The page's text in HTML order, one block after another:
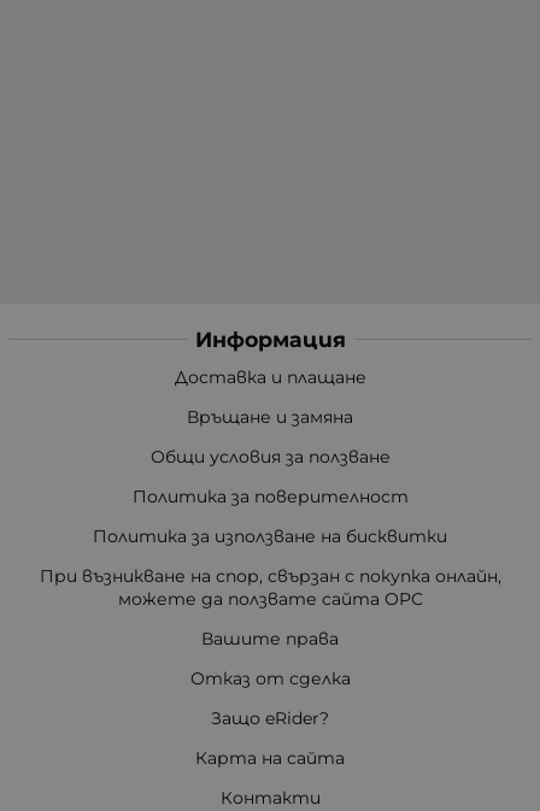
Информация
Доставка и плащане
Връщане и замяна
Общи условия за ползване
Политика за поверителност
Политика за използване на бисквитки
При възникване на спор, свързан с покупка онлайн,
можете да ползвате сайта ОРС
Вашите права
Отказ от сделка
Защо eRider?
Карта на сайта
Контакти